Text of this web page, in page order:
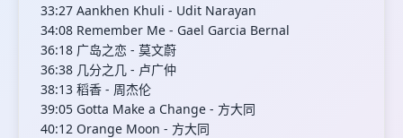
33:27 Aankhen Khuli - Udit Narayan
34:08 Remember Me - Gael Garcia Bernal
36:18 广岛之恋 - 莫文蔚
36:38 几分之几 - 卢广仲
38:13 稻香 - 周杰伦
39:05 Gotta Make a Change - 方大同
40:12 Orange Moon - 方大同